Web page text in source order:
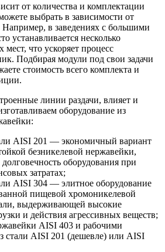
от количества и комплектации
выбрать в зависимости от
в заведениях с большими
устанавливается несколько
что ускоряет процесс
Подбирая модули под свои задачи
стоимость всего комплекта и
линии раздачи, влияет и
оборудование из
AISI 201 — экономичный вариант
безникелевой нержавейки,
оборудования при
затратах;
AISI 304 — элитное оборудование
пищевой хромоникелевой
выдерживающей высокие
и действия агрессивных веществ;
AISI 403 и рабочими
стали AISI 201 (дешевле) или AISI